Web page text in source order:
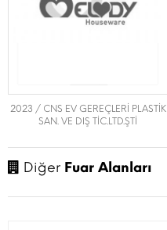
2023 / CNS EV GEREÇLERİ PLASTİK
SAN. VE DIŞ TİC.LTD.ŞTİ
Diğer Fuar Alanları